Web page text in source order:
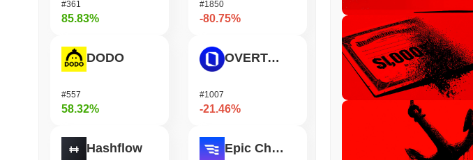
#361
85.83%
DODO
#557
58.32%
Hashflow
#1850
-80.75%
OVERTAKE
#1007
-21.46%
Epic Chain